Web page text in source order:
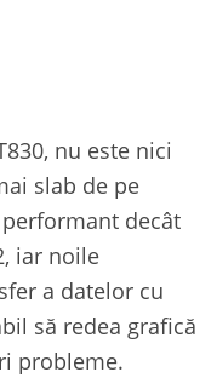
nu este nici
slab de pe
decât
iar noile
a datelor cu
să redea grafică
probleme.